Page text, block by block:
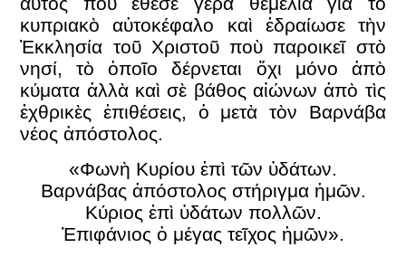
κυπριακὸ αὐτοκέφαλο καὶ ἑδραίωσε τὴν
Ἐκκλησία τοῦ Χριστοῦ ποὺ παροικεῖ στὸ
νησί, τὸ ὁποῖο δέρνεται ὄχι μόνο ἀπὸ
κύματα ἀλλὰ καὶ σὲ βάθος αἰώνων ἀπὸ τὶς
ἐχθρικὲς ἐπιθέσεις, ὁ μετὰ τὸν Βαρνάβα
νέος ἀπόστολος.
«Φωνὴ Κυρίου ἐπὶ τῶν ὑδάτων.
Βαρνάβας ἀπόστολος στήριγμα ἡμῶν.
Κύριος ἐπὶ ὑδάτων πολλῶν.
Ἐπιφάνιος ὁ μέγας τεῖχος ἡμῶν».